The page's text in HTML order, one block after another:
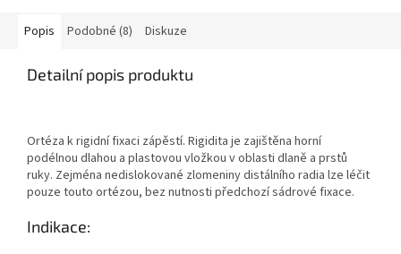
Popis Podobné (8) Diskuze
Detailní popis produktu
Ortéza k rigidní fixaci zápěstí. Rigidita je zajištěna horní
podélnou dlahou a plastovou vložkou v oblasti dlaně a prstů
ruky. Zejména nedislokované zlomeniny distálního radia lze léčit
pouze touto ortézou, bez nutnosti předchozí sádrové fixace.
Indikace: